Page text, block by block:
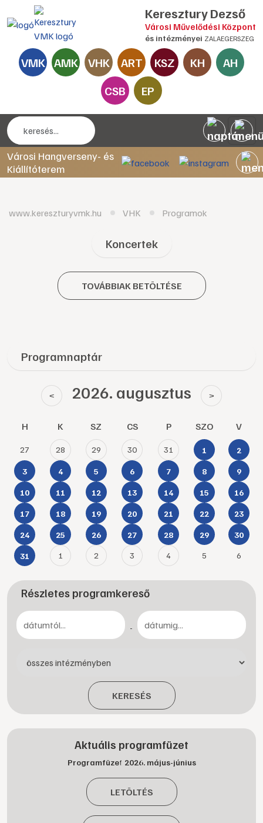
Keresztury Dezső
Városi Művelődési Központ
és intézményei ZALAEGERSZEG
VMK AMK VHK ART KSZ KH
AH
CSB
EP
Városi Hangverseny- és
Kiállítóterem
www.kereszturyvmk.hu VHK Programok
Koncertek
TOVÁBBIAK BETÖLTÉSE
Programnaptár
< 2026. augusztus >
H K SZ CS P SZO V
27 28 29 30 31 1 2
3 4 5 6 7 8 9
10 11 12 13 14 15 16
17 18 19 20 21 22 23
24 25 26 27 28 29 30
31 1 2 3 4 5 6
Részletes programkereső
-
KERESÉS
Aktuális programfüzet
Programfüzet 2026. május-június
LETÖLTÉS